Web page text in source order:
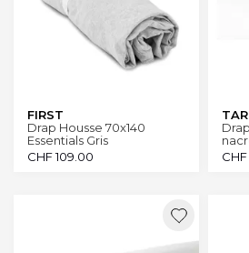
FIRST
Drap Housse 70x140
Essentials Gris
CHF109.00
CHF